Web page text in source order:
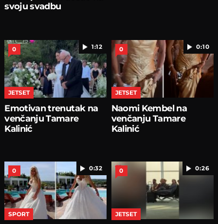
svoju svadbu
1:12
0
JETSET
Emotivan trenutak na
venčanju Tamare
Kalinić
0:10
0
JETSET
Naomi Kembel na
venčanju Tamare
Kalinić
0:32
0
SPORT
0:26
0
JETSET